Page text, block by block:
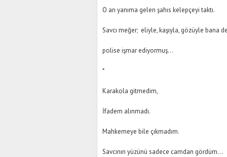
O an yanıma gelen şahıs kelepçeyi taktı.
Savcı meğer; eliyle, kaşıyla, gözüyle bana
polise işmar ediyormuş…
*
Karakola gitmedim,
İfadem alınmadı.
Mahkemeye bile çıkmadım.
Savcının yüzünü sadece camdan gördüm…